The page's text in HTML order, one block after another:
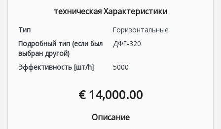
техническая Характеристики
Тип
Горизонтальные
Подробный тип (если был
выбран другой)
ДФГ-320
Эффективность [шт/h] 5000
€ 14,000.00
Описание